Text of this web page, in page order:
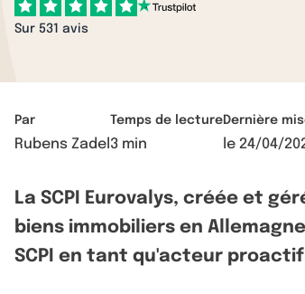
Sur 531 avis
Par
Rubens Zadel
Temps de lecture
3 min
Dernière
le 24/04/
La SCPI Eurovalys, créée et
biens immobiliers en
SCPI en tant qu'acteur